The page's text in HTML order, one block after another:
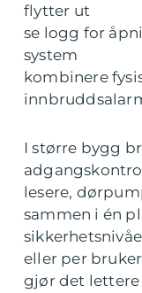
flytter ut
se logg for
system
kombinere
I større bygg
lesere,
sammen i én
eller per
gjør det lettere